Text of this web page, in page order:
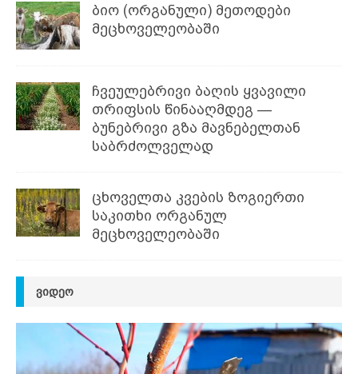
ბიო (ორგანული) მეთოდები
მეცხოველეობაში
ჩვეულებრივი ბაღის ყვავილი
თრიფსის წინააღმდეგ —
ბუნებრივი გზა მავნებელთან
საბრძოლველად
ცხოველთა კვების ზოგიერთი
საკითხი ორგანულ
მეცხოველეობაში
ᲕᲘᲓᲔᲝ